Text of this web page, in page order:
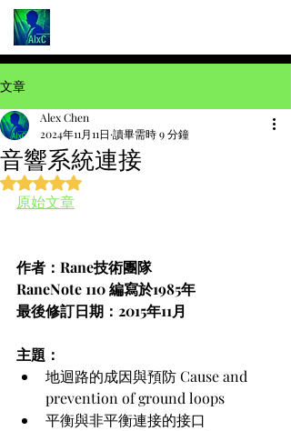
文章
音響系統連接
Alex Chen
2024年11月11日 讀畢需時 9 分鐘
評等為 NaN（最高為 5 顆星）。
原始文章
作者：Rane技術團隊
RaneNote 110 編寫於1985年
最後修訂日期：2015年11月
主題：
地迴路的成因與預防 Cause and
prevention of ground loops
平衡與非平衡連接的接口